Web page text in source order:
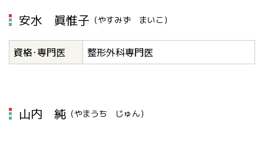
安水 眞惟子 （やすみず まいこ）
資格･専門医 整形外科専門医
山内 純 （やまうち じゅん）